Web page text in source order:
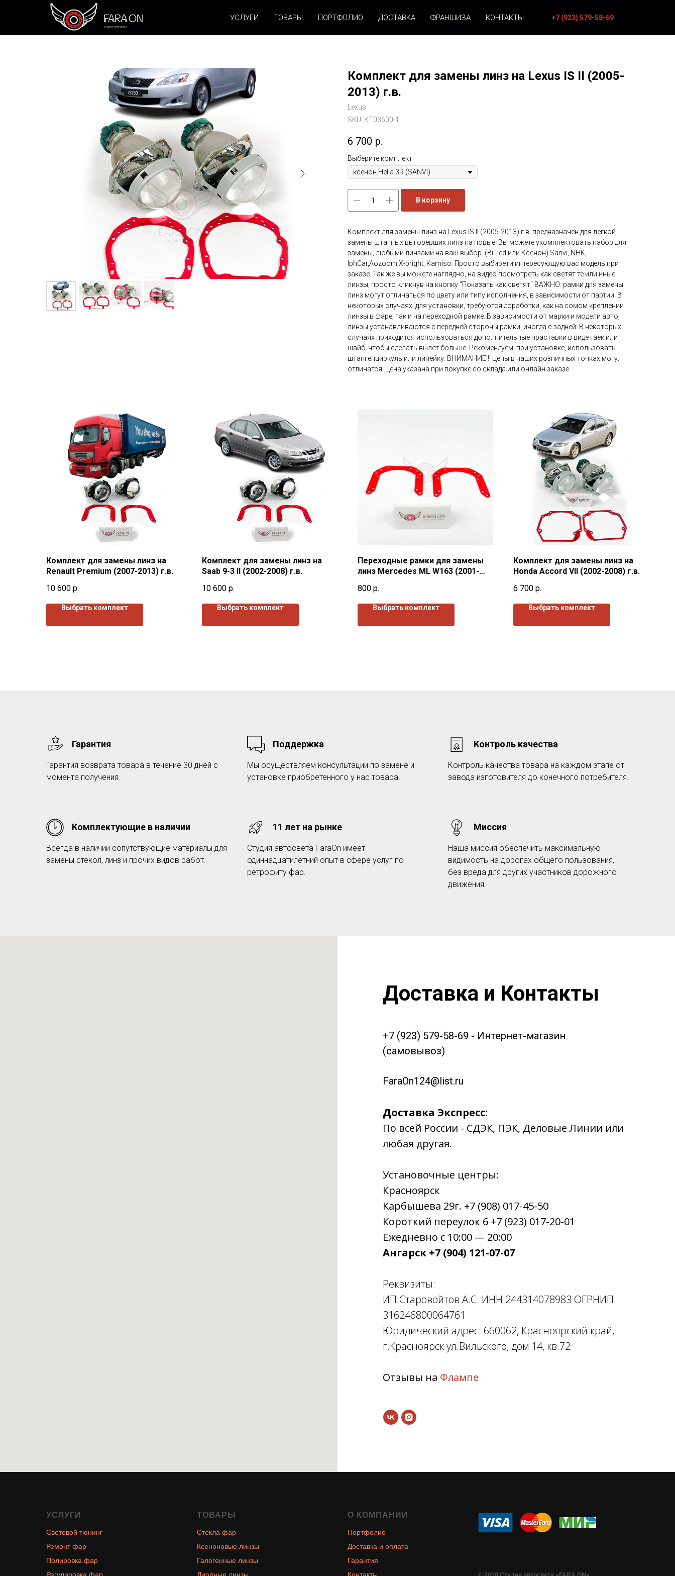
УСЛУГИ ТОВАРЫ ПОРТФОЛИО ДОСТАВКА ФРАНШИЗА КОНТАКТЫ +7 (923) 579-58-69
Комплект для замены линз на Lexus IS II (2005-
2013) г.в.
Lexus
SKU: KT03600-1
6 700 р.
Выберите комплект
В корзину
Комплект для замены линз на Lexus IS II (2005-2013) г.в. предназначен для легкой
замены штатных выгоревших линз на новые. Вы можете укомплектовать набор для
замены, любыми линзами на ваш выбор. (Bi-Led или Ксенон) Sanvi, NHK,
IphCar,Aozoom,X-bright, Kamiso. Просто выбирети интересующую вас модель при
заказе. Так же вы можете наглядно, на видео посмотреть как светят те или иные
линзы, просто кликнув на кнопку "Показать как светят" ВАЖНО: рамки для замены
линз могут отличаться по цвету или типу исполнения, в зависимости от партии. В
некоторых случаях, для установки, требуются доработки, как на сомом креплении
линзы в фаре, так и на переходной рамке. В зависимости от марки и модели авто,
линзы устанавливаются с передней стороны рамки, иногда с задней. В некоторых
случаях приходится использоваться дополнительные праставки в виде гаек или
шайб, чтобы сделать вылет больше. Рекомендуем, при установке, использовать
штангенциркуль или линейку. ВНИМАНИЕ!!! Цены в наших розничных точках могул
отличатся. Цена указана при покупке со склада или онлайн заказе.
Комплект для замены линз на
Renault Premium (2007-2013) г.в.
10 600 р.
Выбрать комплект
Комплект для замены линз на
Saab 9-3 II (2002-2008) г.в.
10 600 р.
Выбрать комплект
Переходные рамки для замены
линз Mercedes ML W163 (2001-
800 р.
Выбрать комплект
Комплект для замены линз на
Honda Accord VII (2002-2008) г.в.
6 700 р.
Выбрать комплект
Гарантия
Гарантия возврата товара в течение 30 дней с
момента получения.
Поддержка
Мы осуществляем консультации по замене и
установке приобретенного у нас товара.
Контроль качества
Контроль качества товара на каждом этапе от
завода изготовителя до конечного потребителя.
Комплектующие в наличии
Всегда в наличии сопутствующие материалы для
замены стекол, линз и прочих видов работ.
11 лет на рынке
Студия автосвета FaraOn имеет
одиннадцатилетний опыт в сфере услуг по
ретрофиту фар.
Миссия
Наша миссия обеспечить максимальную
видимость на дорогах общего пользования,
без вреда для других участников дорожного
движения.
Доставка и Контакты
+7 (923) 579-58-69 - Интернет-магазин
(самовывоз)
FaraOn124@list.ru
Доставка Экспресс:
По всей России - СДЭК, ПЭК, Деловые Линии или
любая другая.
Установочные центры:
Красноярск
Карбышева 29г. +7 (908) 017-45-50
Короткий переулок 6 +7 (923) 017-20-01
Ежедневно с 10:00 — 20:00
Ангарск +7 (904) 121-07-07
Реквизиты:
ИП Старовойтов А.С. ИНН 244314078983 ОГРНИП
316246800064761
Юридический адрес: 660062, Красноярский край,
г.Красноярск ул.Вильского, дом 14, кв.72
Отзывы на Флампе
УСЛУГИ
Световой тюнинг
Ремонт фар
Полировка фар
ТОВАРЫ
Стекла фар
Ксеноновые линзы
Галогенные линзы
О КОМПАНИИ
Портфолио
Доставка и оплата
Гарантия